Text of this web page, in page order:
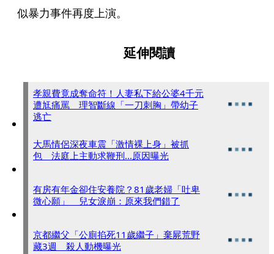
似暴力事件再度上演。
延伸閱讀
孝親費竟成奪命符！人妻私下給公婆4千元
遭尪痛罵 理智斷線「一刀刺胸」帶幼子
逃亡
大馬情侶深夜車震「激情裸上身」被抓
包 法庭上主動求鞭刑...原因曝光
有房有年金卻住安養院？81歲老婦「吐卑
微心願」 兒女淚崩：原來我們錯了
京都繼父「公廁掐死11歲繼子」棄屍荒野
藏3週 殺人動機曝光